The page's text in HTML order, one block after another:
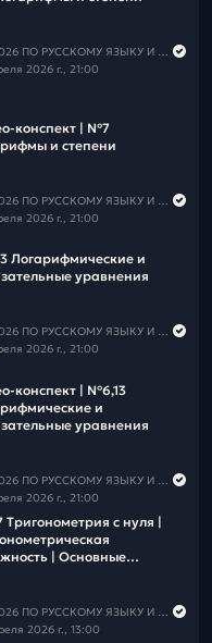
информацию
ЕГЭ 2026 ПО РУССКОМУ ЯЗЫКУ И МАТЕМАТИКЕ
2026 г., 21:00
конспект | №7
и степени
ЕГЭ 2026 ПО РУССКОМУ ЯЗЫКУ И МАТЕМАТИКЕ
2026 г., 21:00
Логарифмические и
уравнения
ЕГЭ 2026 ПО РУССКОМУ ЯЗЫКУ И МАТЕМАТИКЕ
2026 г., 21:00
конспект | №6,13
и
уравнения
ЕГЭ 2026 ПО РУССКОМУ ЯЗЫКУ И МАТЕМАТИКЕ
2026 г., 21:00
с нуля |
| Основные
ЕГЭ 2026 ПО РУССКОМУ ЯЗЫКУ И МАТЕМАТИКЕ
2026 г., 13:00